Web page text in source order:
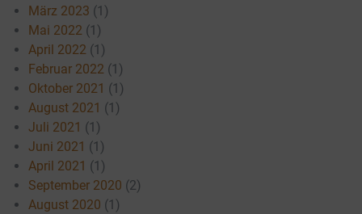
März 2023 (1)
Mai 2022 (1)
April 2022 (1)
Februar 2022 (1)
Oktober 2021 (1)
August 2021 (1)
Juli 2021 (1)
Juni 2021 (1)
April 2021 (1)
September 2020 (2)
August 2020 (1)